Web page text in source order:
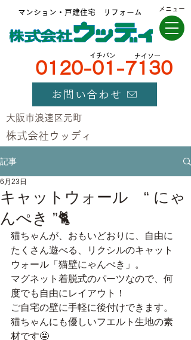
マンション・戸建住宅 リフォーム メニュー
0120-01-7130
ナイソー
​イチバン
お問い合わせ
大阪市浪速区元町
​株式会社ウッディ
記事
キャットウォール “ にゃ
んぺき ”🐈
6月23日
猫ちゃんが、おもいどおりに、自由に
たくさん遊べる、リクシルのキャット
ウォール「猫壁にゃんぺき」。
マグネット着脱式のパーツなので、何
度でも自由にレイアウト！
ご自宅の壁に手軽に後付けできます。
猫ちゃんにも優しいフエルト生地の素
材です🤩